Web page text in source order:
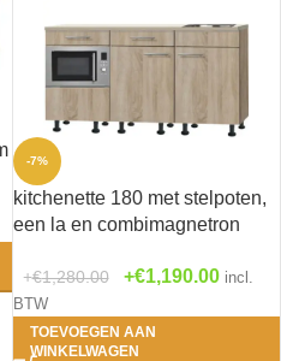
-7%
kitchenette 180 met stelpoten,
een la en combimagnetron
€1,280.00 €1,190.00 incl.
BTW
TOEVOEGEN AAN
WINKELWAGEN